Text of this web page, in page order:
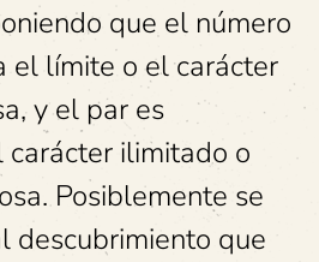
que el número
el límite o el carácter
y el par es
ilimitado o
Posiblemente se
descubrimiento que